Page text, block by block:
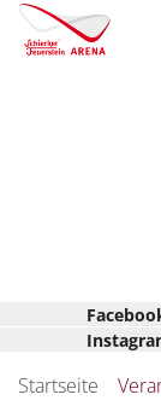
Startseite